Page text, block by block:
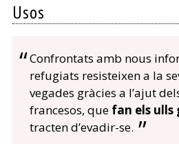
Usos
Confrontats amb nous
refugiats resisteixen a la
vegades gràcies a l’ajut
francesos, que fan els ulls
tracten d’evadir-se.